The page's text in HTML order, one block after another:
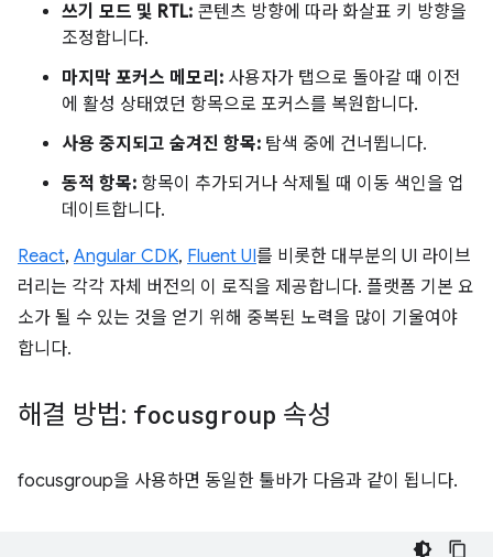
쓰기 모드 및 RTL: 콘텐츠 방향에 따라 화살표 키 방향을
조정합니다.
마지막 포커스 메모리: 사용자가 탭으로 돌아갈 때 이전
에 활성 상태였던 항목으로 포커스를 복원합니다.
사용 중지되고 숨겨진 항목: 탐색 중에 건너뜁니다.
동적 항목: 항목이 추가되거나 삭제될 때 이동 색인을 업
데이트합니다.
React, Angular CDK, Fluent UI를 비롯한 대부분의 UI 라이브
러리는 각각 자체 버전의 이 로직을 제공합니다. 플랫폼 기본 요
소가 될 수 있는 것을 얻기 위해 중복된 노력을 많이 기울여야
합니다.
해결 방법: focusgroup 속성
focusgroup을 사용하면 동일한 툴바가 다음과 같이 됩니다.